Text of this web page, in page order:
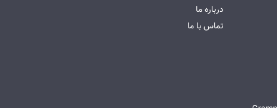
درباره ما
تماس با ما